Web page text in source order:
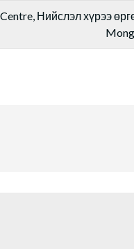
Нийслэл хүрээ